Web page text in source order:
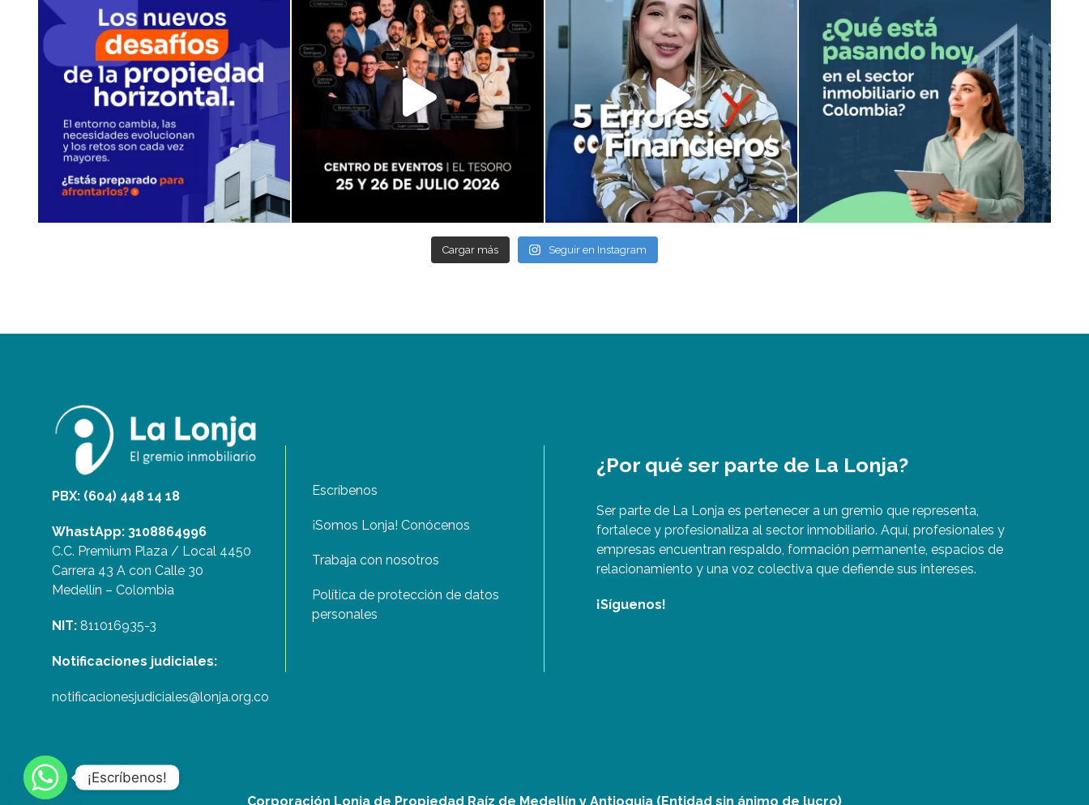
Cargar más Seguir en Instagram
PBX: (604) 448 14 18
WhastApp: 3108864996
C.C. Premium Plaza / Local 4450
Carrera 43 A con Calle 30
Medellín – Colombia
NIT: 811016935-3
Notificaciones judiciales:
notificacionesjudiciales@lonja.org.co
Escríbenos
¡Somos Lonja! Conócenos
Trabaja con nosotros
Política de protección de datos
personales
¿Por qué ser parte de La Lonja?
Ser parte de La Lonja es pertenecer a un gremio que representa,
fortalece y profesionaliza al sector inmobiliario. Aquí, profesionales y
empresas encuentran respaldo, formación permanente, espacios de
relacionamiento y una voz colectiva que defiende sus intereses.
¡Síguenos!
Corporación Lonja de Propiedad Raíz de Medellín y Antioquia (Entidad sin ánimo de lucro)
¡Escríbenos!